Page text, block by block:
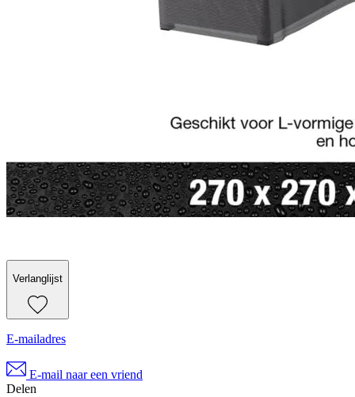
Verlanglijst
E-mailadres
E-mail naar een vriend
Delen